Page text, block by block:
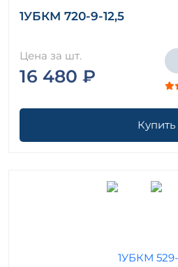
1УБКМ 720-9-12,5
Цена за шт.
16 480 ₽
Купить